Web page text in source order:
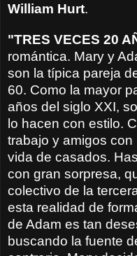
William Hurt.
"TRES VECES 20
romántica. Mary y
son la típica pareja
60. Como la mayor
años del siglo XXI,
lo hacen con estilo.
trabajo y amigos
vida de casados.
con gran sorpresa,
colectivo de la
esta realidad de
de Adam es tan
buscando la fuente